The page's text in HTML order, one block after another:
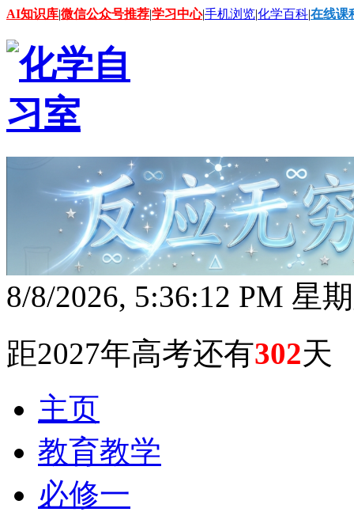
AI知识库|微信公众号推荐|学习中心|手机浏览|化学百科|在线课
8/8/2026, 5:36:13 PM 星
距2027年高考还有302天
主页
教育教学
必修一